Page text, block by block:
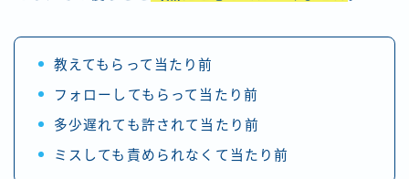
教えてもらって当たり前
フォローしてもらって当たり前
多少遅れても許されて当たり前
ミスしても責められなくて当たり前